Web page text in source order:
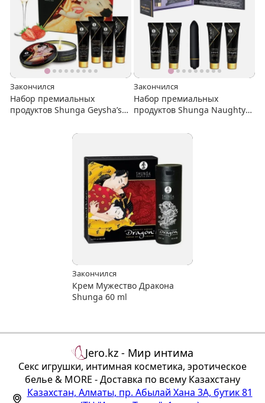
Закончился
Набор премиальных
продуктов Shunga Geysha’s
Закончился
Набор премиальных
продуктов Shunga Naughty
Закончился
Крем Мужество Дракона
Shunga 60 ml
Jero.kz - Мир интима
Секс игрушки, интимная косметика, эротическое
белье & MORE - Доставка по всему Казахстану
Казахстан, Алматы, пр. Абылай Хана 3А, бутик 81